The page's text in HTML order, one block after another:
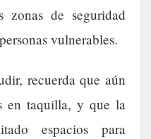
zonas de seguridad
vulnerables.
recuerda que aún
en taquilla, y que la
espacios para